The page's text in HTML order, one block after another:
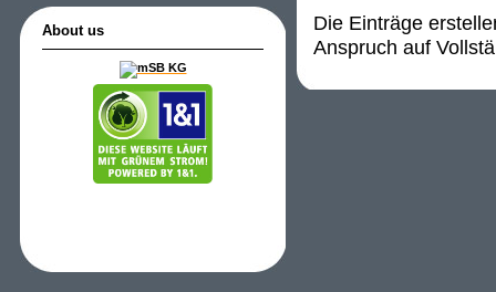
About us
Die Einträge
Anspruch auf